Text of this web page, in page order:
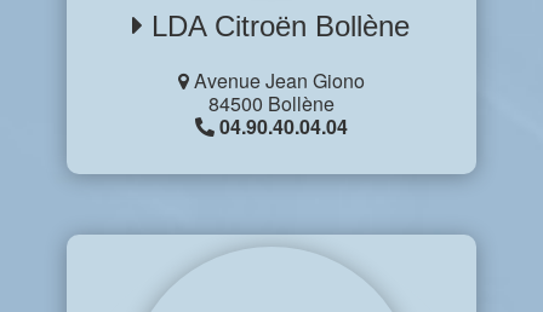
LDA Citroën Bollène
Avenue Jean Giono
84500 Bollène
04.90.40.04.04